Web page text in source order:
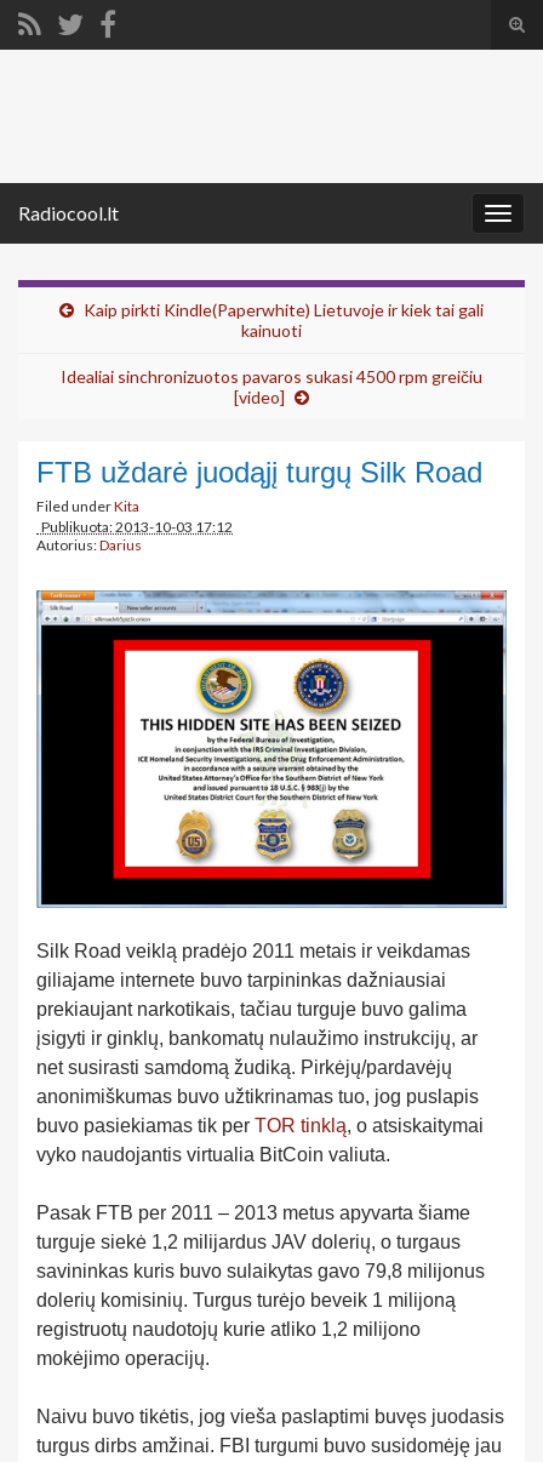
Radiocool.lt
Kaip pirkti Kindle(Paperwhite) Lietuvoje ir kiek tai gali
kainuoti
Idealiai sinchronizuotos pavaros sukasi 4500 rpm greičiu
[video]
FTB uždarė juodąjį turgų Silk Road
Filed underKita
Publikuota: 2013-10-03 17:12
Autorius:Darius
Silk Road veiklą pradėjo 2011 metais ir veikdamas
giliajame internete buvo tarpininkas dažniausiai
prekiaujant narkotikais, tačiau turguje buvo galima
įsigyti ir ginklų, bankomatų nulaužimo instrukcijų, ar
net susirasti samdomą žudiką. Pirkėjų/pardavėjų
anonimiškumas buvo užtikrinamas tuo, jog puslapis
buvo pasiekiamas tik per TOR tinklą, o atsiskaitymai
vyko naudojantis virtualia BitCoin valiuta.
Pasak FTB per 2011 – 2013 metus apyvarta šiame
turguje siekė 1,2 milijardus JAV dolerių, o turgaus
savininkas kuris buvo sulaikytas gavo 79,8 milijonus
dolerių komisinių. Turgus turėjo beveik 1 milijoną
registruotų naudotojų kurie atliko 1,2 milijono
mokėjimo operacijų.
Naivu buvo tikėtis, jog vieša paslaptimi buvęs juodasis
turgus dirbs amžinai. FBI turgumi buvo susidomėję jau